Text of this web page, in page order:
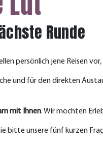
Runde
persönlich jene Reisen
und für den direkten
mit Ihnen. Wir möchten
bitte unsere fünf kurzen